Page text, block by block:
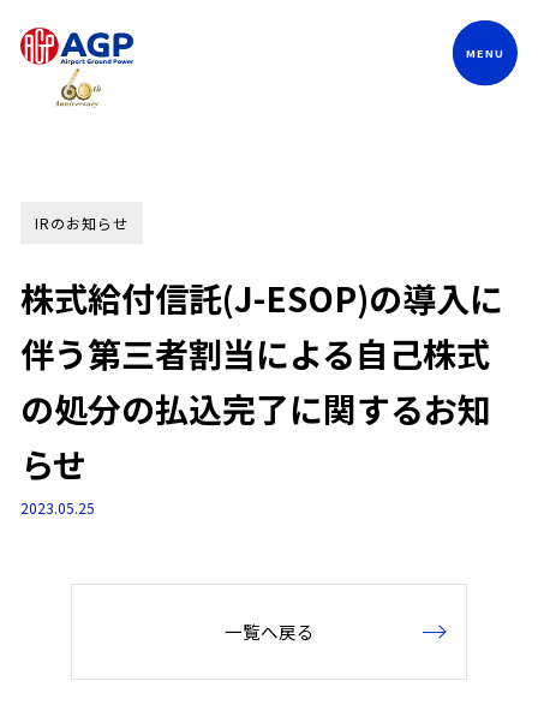
IRのお知らせ
株式給付信託(J-ESOP)の導入に
伴う第三者割当による自己株式
の処分の払込完了に関するお知
らせ
2023.05.25
一覧へ戻る